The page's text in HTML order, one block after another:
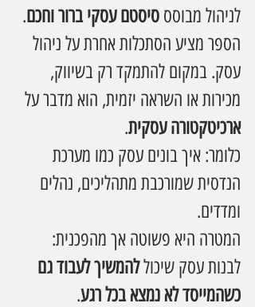
לניהול מבוסס סיסטם עסקי ברור וחכם.
הספר מציע הסתכלות אחרת על ניהול
עסק. במקום להתמקד רק בשיווק,
מכירות או השראה יזמית, הוא מדבר על
ארכיטקטורה עסקית.
כלומר: איך בונים עסק כמו מערכת
הנדסית שמורכבת מתהליכים, נהלים
ומדדים.
המטרה היא פשוטה אך מהפכנית:
לבנות עסק שיכול להמשיך לעבוד גם
כשהמייסד לא נמצא בכל רגע.